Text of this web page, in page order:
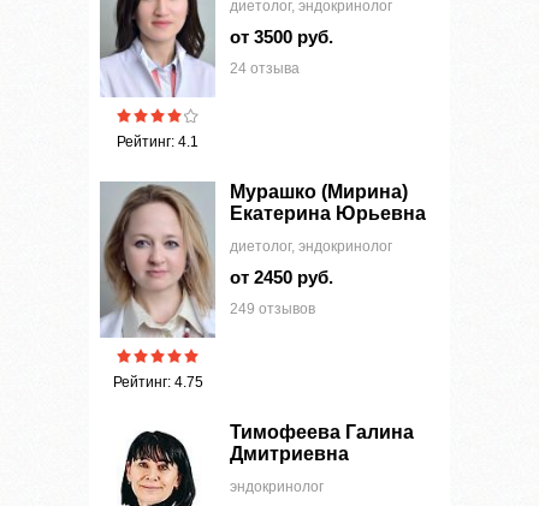
Рейтинг: 4.1
диетолог, эндокринолог
от 3500 руб.
24 отзыва
Рейтинг: 4.75
Мурашко (Мирина)
Екатерина Юрьевна
диетолог, эндокринолог
от 2450 руб.
249 отзывов
Тимофеева Галина
Дмитриевна
эндокринолог